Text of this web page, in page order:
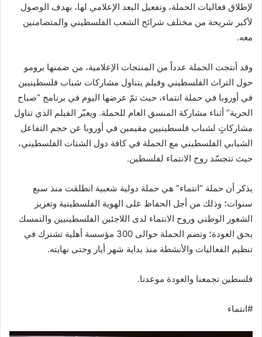
لإطلاق فعاليات الحملة، وتفعيل البعد الإعلامي لها، بهدف الوصول
لأكبر شريحة من مختلف شرائح الشعب الفلسطيني والمتضامنين
معه.
وقد أنتجت الحملة عدداً من المنتجات الإعلامية، من ضمنها برومو
حول التراث الفلسطيني وفيلم يتناول مشاركات شباب فلسطينيين
في أوروبا في حملة انتماء، حيث تمّ عرضها اليوم في برنامج “صباح
الحرية” أثناء مشاركة المنسق العام للحملة. ويعبّر الفيلم الذي تناول
مشاركاتٍ لشباب فلسطينيين مقيمين في أوروبا عن حجم التفاعل
الشبابي الفلسطيني مع الحملة في كافة دول الشتات الفلسطيني،
حيث تتجسّد روح الانتماء لفلسطين.
يذكر أن حملة “انتماء” هي حملة دولية شعبية انطلقت منذ سبع
سنوات؛ وذلك من أجل الحفاظ على الهوية الفلسطينية وتعزيز
الشعور الوطني وروح الانتماء لدى اللاجئين الفلسطينيين والتمسك
بحق العودة؛ وتضم الحملة حوالى 300 مؤسسة أهلية تشترك في
تنظيم الفعاليات والأنشطة منذ بداية شهر أيار وحتى نهايته.
فلسطين تجمعنا والعودة موعدنا.
#انتماء